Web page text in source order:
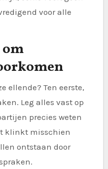
voor alle
ellende? Ten eerste,
Leg alles vast op
precies weten
klinkt misschien
ontstaan door